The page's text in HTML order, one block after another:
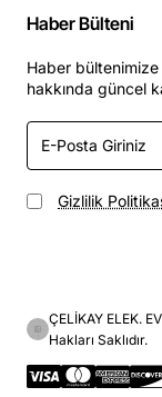
Haber Bülteni
Haber
hakkında güncel
E-
Posta
Giriniz
Gizlilik
ÇELİKAY ELEK.
Hakları Saklıdır.